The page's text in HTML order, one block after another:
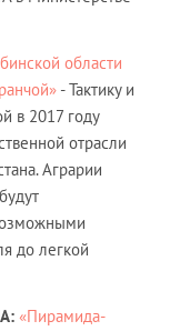
области
- Тактику и
в 2017 году
отрасли
Аграрии
до легкой
«Пирамида-